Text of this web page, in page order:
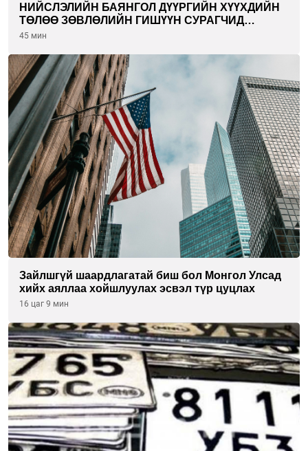
НИЙСЛЭЛИЙН БАЯНГОЛ ДҮҮРГИЙН ХҮҮХДИЙН
ТӨЛӨӨ ЗӨВЛӨЛИЙН ГИШҮҮН СУРАГЧИД
БОЛОВСРОЛЫН ЯАМАНД ЗОЧИЛЛОО
45 мин
Зайлшгүй шаардлагатай биш бол Монгол Улсад
хийх аяллаа хойшлуулах эсвэл түр цуцлах
16 цаг 9 мин